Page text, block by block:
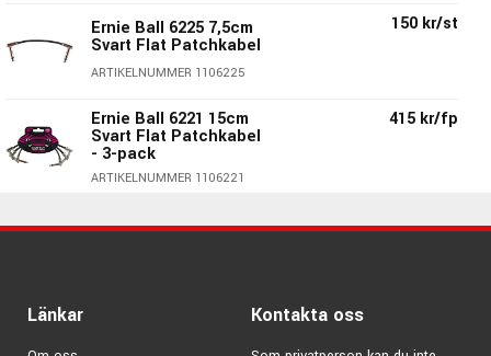
Modellbeteckning:P06224
Flera lagers isolering
Lågt brum
Fantastisk signalåtergivning
Platta kontakter & platt kabel
Ernie Ball 6225 7,5cm
Svart Flat Patchkabel
ARTIKELNUMMER 1106225
150 kr/st
Ernie Ball 6221 15cm
Svart Flat Patchkabel
- 3-pack
ARTIKELNUMMER 1106221
415 kr/fp
Ernie Ball 6227 30cm
Ernie Ball 6220 7,5cm
Länkar Kontakta oss